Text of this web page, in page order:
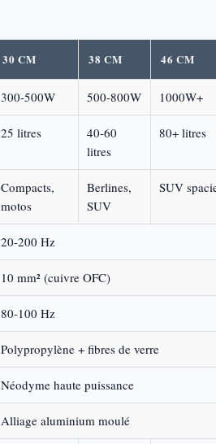
30 CM 38 CM 46 CM
300-500W 500-800W 1000W+
25 litres
40-60
litres
80+ litres
Compacts,
motos
Berlines,
SUV
SUV
20-200 Hz
10 mm² (cuivre OFC)
80-100 Hz
Polypropylène + fibres de verre
Néodyme haute puissance
Alliage aluminium moulé